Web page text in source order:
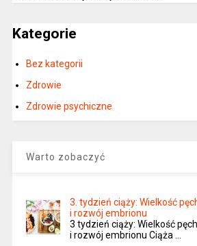
Kategorie
Bez kategorii
Zdrowie
Zdrowie psychiczne
Warto zobaczyć
3. tydzień ciąży: Wielkość
i rozwój embrionu
3 tydzień ciąży: Wielkość
i rozwój embrionu Ciąża …